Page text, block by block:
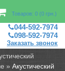
Товаров: 0 (0 грн.)
044-592-7974
098-592-7974
Заказать звонок
»Акустический